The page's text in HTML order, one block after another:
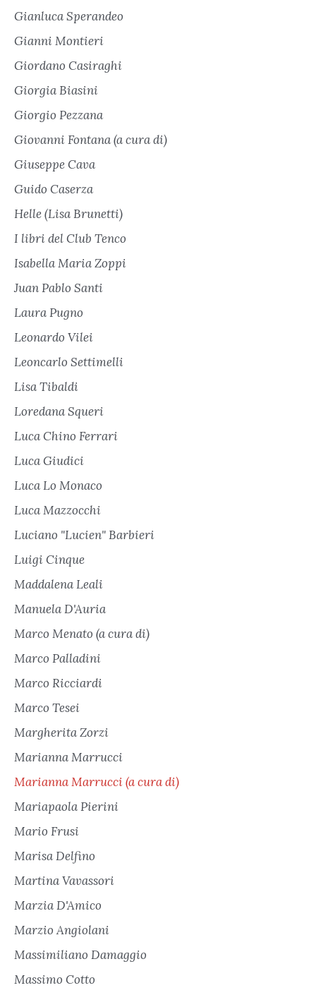
Gianluca Sperandeo
Gianni Montieri
Giordano Casiraghi
Giorgia Biasini
Giorgio Pezzana
Giovanni Fontana (a cura di)
Giuseppe Cava
Guido Caserza
Helle (Lisa Brunetti)
I libri del Club Tenco
Isabella Maria Zoppi
Juan Pablo Santi
Laura Pugno
Leonardo Vilei
Leoncarlo Settimelli
Lisa Tibaldi
Loredana Squeri
Luca Chino Ferrari
Luca Giudici
Luca Lo Monaco
Luca Mazzocchi
Luciano "Lucien" Barbieri
Luigi Cinque
Maddalena Leali
Manuela D'Auria
Marco Menato (a cura di)
Marco Palladini
Marco Ricciardi
Marco Tesei
Margherita Zorzi
Marianna Marrucci
Marianna Marrucci (a cura di)
Mariapaola Pierini
Mario Frusi
Marisa Delfino
Martina Vavassori
Marzia D'Amico
Marzio Angiolani
Massimiliano Damaggio
Massimo Cotto